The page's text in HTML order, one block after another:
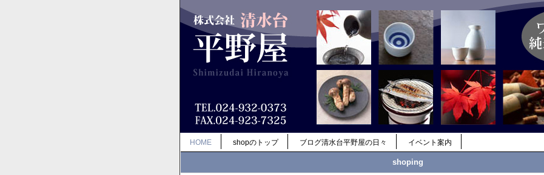
HOME shopのトップ ブログ清水台平野屋の日々 イベント案内
shoping